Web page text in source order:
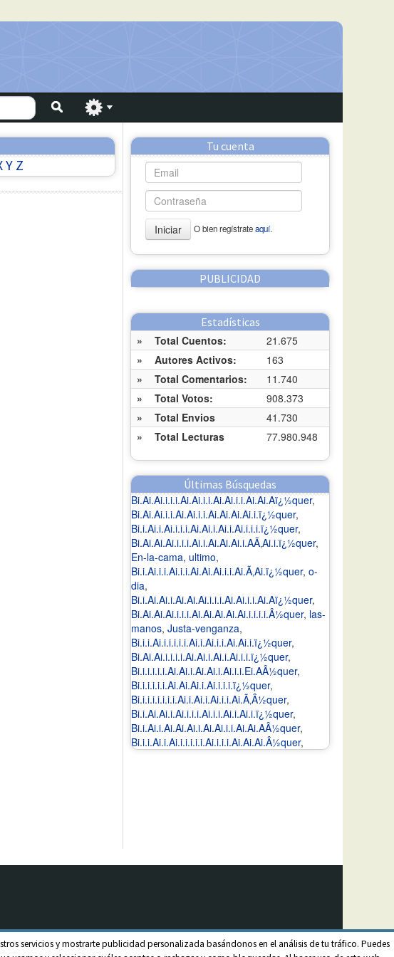
servicios y mostrarte publicidad personalizada basándonos en el análisis de tu tráfico. Puedes
Y Z
Tu cuenta
Iniciar O bien regístrateaquí.
PUBLICIDAD
Estadísticas
»
Total Cuentos:
21.675
»
Autores Activos:
163
»
Total Comentarios:
11.740
»
Total Votos:
908.373
»
Total Envios
41.730
»
Total Lecturas 77.980.948
Últimas Búsquedas
Bi.Ai.Ai.i.i.i.Ai.Ai.i.i.Ai.Ai.i.i.Ai.Ai.Aï¿½quer,
Bi.Ai.Ai.i.i.Ai.Ai.i.i.Ai.Ai.Ai.Ai.i.ï¿½quer,
Bi.i.Ai.i.Ai.i.i.i.Ai.Ai.i.Ai.i.Ai.i.i.i.ï¿½quer,
Bi.Ai.Ai.Ai.i.i.i.Ai.i.Ai.Ai.Ai.i.AÃ‚Ai.i.ï¿½quer,
En-la-cama, ultimo,
Bi.i.Ai.i.i.Ai.i.i.Ai.Ai.Ai.i.i.Ai.Ã‚Ai.ï¿½quer, o-
dia,
Bi.i.Ai.Ai.i.Ai.Ai.Ai.i.i.i.Ai.Ai.i.i.Ai.Aï¿½quer,
Bi.Ai.Ai.Ai.i.i.i.Ai.Ai.Ai.Ai.Ai.i.i.i.i.Â½quer, las-
manos, Justa-venganza,
Bi.i.i.Ai.i.i.i.i.i.Ai.i.Ai.i.i.Ai.Ai.i.ï¿½quer,
Bi.Ai.Ai.i.i.i.i.Ai.Ai.i.Ai.i.Ai.i.i.ï¿½quer,
Bi.i.i.i.i.i.Ai.Ai.i.Ai.Ai.i.Ai.i.i.Ei.AÂ½quer,
Bi.i.i.i.i.i.Ai.Ai.Ai.i.Ai.i.i.i.ï¿½quer,
Bi.i.i.i.i.i.i.i.Ai.i.Ai.i.Ai.i.i.Ai.Ã‚Â½quer,
Bi.i.Ai.Ai.i.Ai.i.i.i.Ai.i.i.Ai.i.Ai.i.ï¿½quer,
Bi.i.Ai.i.Ai.Ai.Ai.i.Ai.Ai.i.i.Ai.Ai.AÂ½quer,
Bi.i.i.Ai.i.Ai.i.i.i.i.i.Ai.i.i.i.Ai.Ai.Ai.Â½quer,